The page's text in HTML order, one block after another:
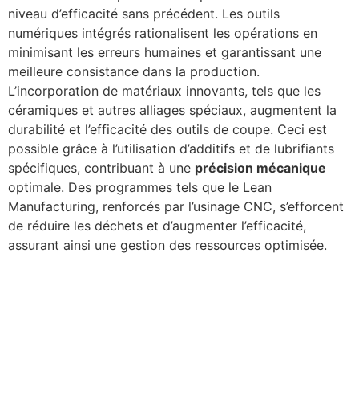
niveau d’efficacité sans précédent. Les outils
numériques intégrés rationalisent les opérations en
minimisant les erreurs humaines et garantissant une
meilleure consistance dans la production.
L’incorporation de matériaux innovants, tels que les
céramiques et autres alliages spéciaux, augmentent la
durabilité et l’efficacité des outils de coupe. Ceci est
possible grâce à l’utilisation d’additifs et de lubrifiants
spécifiques, contribuant à une précision mécanique
optimale. Des programmes tels que le Lean
Manufacturing, renforcés par l’usinage CNC, s’efforcent
de réduire les déchets et d’augmenter l’efficacité,
assurant ainsi une gestion des ressources optimisée.